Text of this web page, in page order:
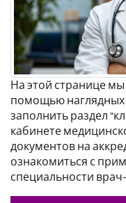
На этой странице
помощью наглядных
заполнить раздел
кабинете
документов на
ознакомиться с
специальности